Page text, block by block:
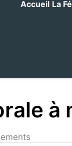
Accueil La
à